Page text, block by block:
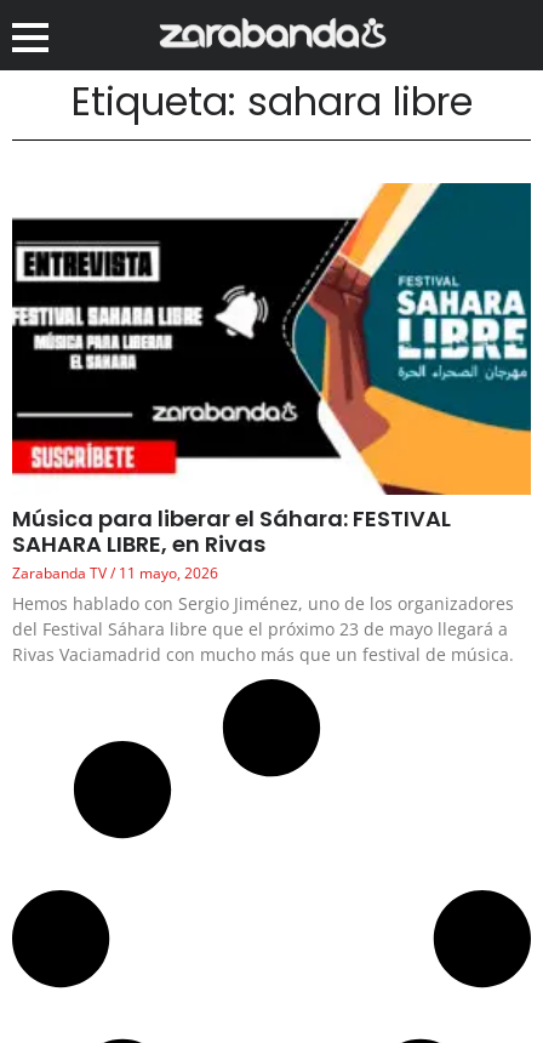
Etiqueta: sahara libre
Música para liberar el Sáhara: FESTIVAL
SAHARA LIBRE, en Rivas
Zarabanda TV 11 mayo, 2026
Hemos hablado con Sergio Jiménez, uno de los organizadores
del Festival Sáhara libre que el próximo 23 de mayo llegará a
Rivas Vaciamadrid con mucho más que un festival de música.